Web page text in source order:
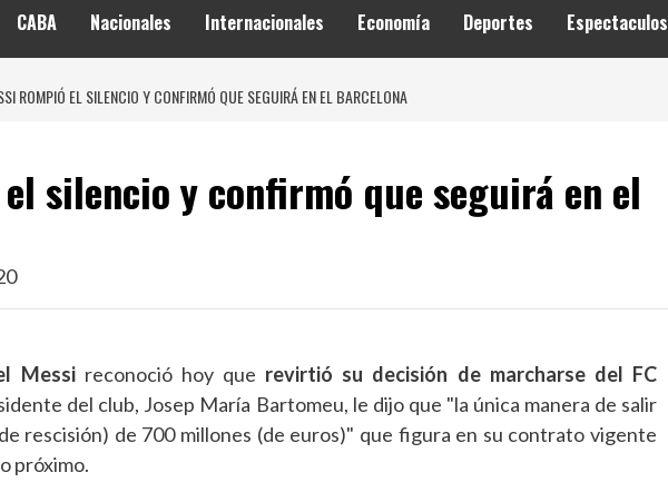
CABA Nacionales Internacionales Economía Deportes Espectaculos
ROMPIÓ EL SILENCIO Y CONFIRMÓ QUE SEGUIRÁ EN EL BARCELONA
silencio y confirmó que seguirá en el
Messi reconoció hoy que revirtió su decisión de marcharse del FC
del club, Josep María Bartomeu, le dijo que "la única manera de salir
rescisión) de 700 millones (de euros)" que figura en su contrato vigente
próximo.